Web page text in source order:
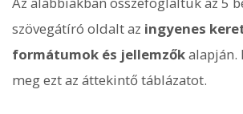
szövegátíró oldalt az ingyenes
formátumok és jellemzőkalapján.
meg ezt az áttekintő táblázatot.